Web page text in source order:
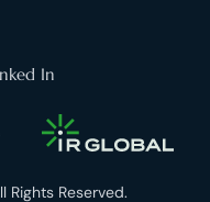
In
Rights Reserved.